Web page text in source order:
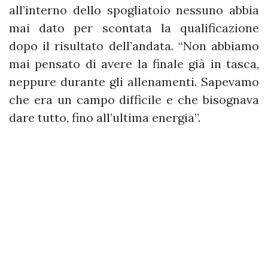
all’interno dello spogliatoio nessuno abbia
mai dato per scontata la qualificazione
dopo il risultato dell’andata. “Non abbiamo
mai pensato di avere la finale già in tasca,
neppure durante gli allenamenti. Sapevamo
che era un campo difficile e che bisognava
dare tutto, fino all’ultima energia”.